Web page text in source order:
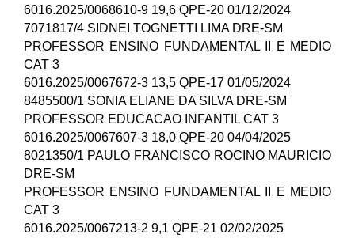
6016.2025/0068610-9 19,6 QPE-20 01/12/2024
7071817/4 SIDNEI TOGNETTI LIMA DRE-SM
PROFESSOR ENSINO FUNDAMENTAL II E MEDIO
CAT 3
6016.2025/0067672-3 13,5 QPE-17 01/05/2024
8485500/1 SONIA ELIANE DA SILVA DRE-SM
PROFESSOR EDUCACAO INFANTIL CAT 3
6016.2025/0067607-3 18,0 QPE-20 04/04/2025
8021350/1 PAULO FRANCISCO ROCINO MAURICIO
DRE-SM
PROFESSOR ENSINO FUNDAMENTAL II E MEDIO
CAT 3
6016.2025/0067213-2 9,1 QPE-21 02/02/2025